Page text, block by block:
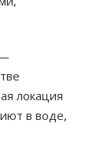
локация
в воде,